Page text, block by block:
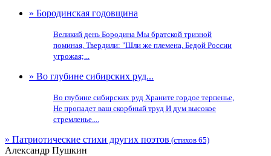
» Бородинская годовщина
Великий день Бородина Мы братской тризной
поминая, Твердили: "Шли же племена, Бедой России
угрожая;...
» Во глубине сибирских руд...
Во глубине сибирских руд Храните гордое терпенье,
Не пропадет ваш скорбный труд И дум высокое
стремленье....
» Патриотические стихи других поэтов (стихов 65)
Александр Пушкин